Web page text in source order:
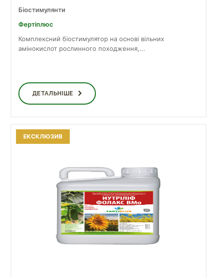
Біостимулянти
Фертіплюс
Комплексний біостимулятор на основі вільних
амінокислот рослинного походження,...
ДЕТАЛЬНІШЕ
ЕКСКЛЮЗИВ